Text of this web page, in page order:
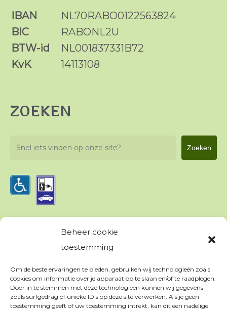
Beheer cookie
toestemming
Om de beste ervaringen te bieden, gebruiken wij technologieën zoals
cookies om informatie over je apparaat op te slaan en/of te raadplegen.
Door in te stemmen met deze technologieën kunnen wij gegevens
zoals surfgedrag of unieke ID's op deze site verwerken. Als je geen
toestemming geeft of uw toestemming intrekt, kan dit een nadelige
IBAN
NL70RABO0122563824
BIC
RABONL2U
BTW-id
NL001837331B72
KvK
14113108
ZOEKEN
Zoeken Zoeken
PRIVACY & VOORWAARDEN
Algemene voorwaarden
Appartementen
Kampeerreglement